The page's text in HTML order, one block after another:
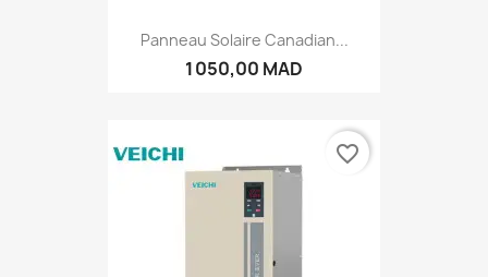
Panneau Solaire Canadian...
1 050,00 MAD
favorite_border